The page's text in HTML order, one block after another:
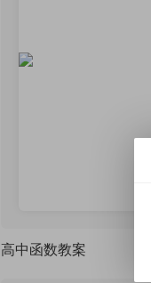
高中函数教案